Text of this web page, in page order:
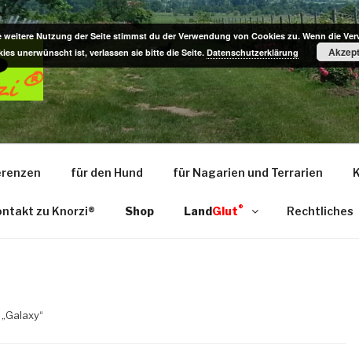
AUS DER
u. Kauholz / Dekoartikel f. Nagarium u. Terrarium – das
für den Hund für Nagarien und Terrarien
zu Knorzi® Shop LandGlut® Rechtliches
weitere Nutzung der Seite stimmst du der Verwendung von Cookies zu. Wenn die
unerwünscht ist, verlassen sie bitte die Seite. Datenschutzerklärung